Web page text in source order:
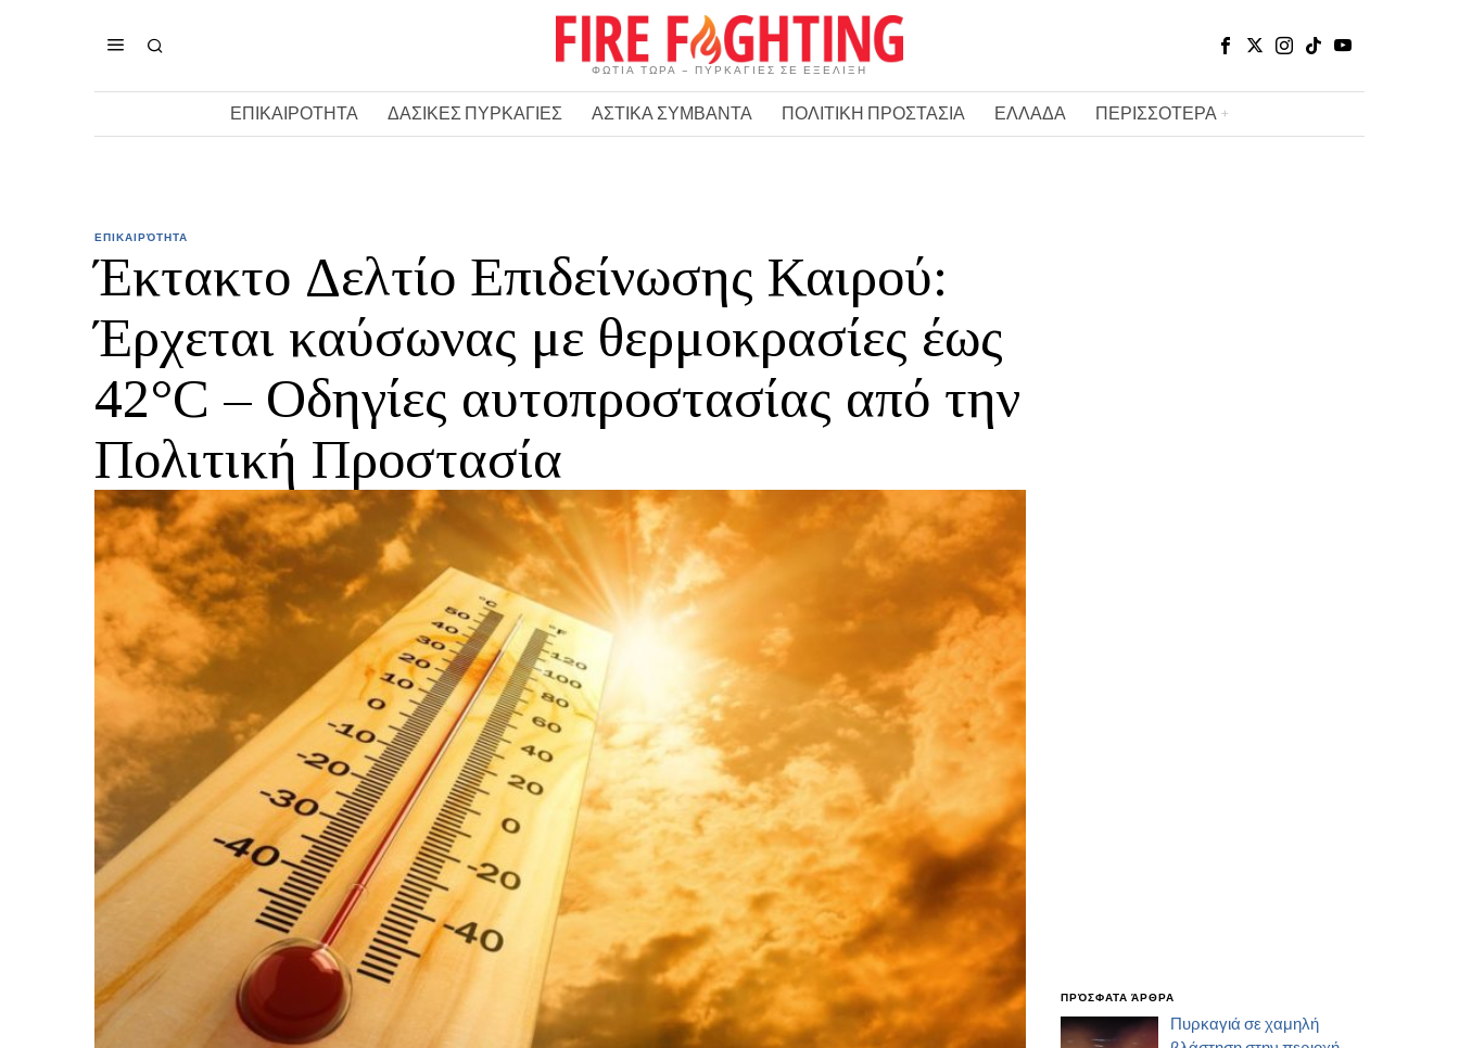
ΦΩΤΙΑ ΤΩΡΑ – ΠΥΡΚΑΓΙΕΣ ΣΕ ΕΞΕΛΙΞΗ
ΕΠΙΚΑΙΡΟΤΗΤΑ ΔΑΣΙΚΕΣ ΠΥΡΚΑΓΙΕΣ ΑΣΤΙΚΑ ΣΥΜΒΑΝΤΑ ΠΟΛΙΤΙΚΗ ΠΡΟΣΤΑΣΙΑ ΕΛΛΑΔΑ ΠΕΡΙΣΣΟΤΕΡΑ
ΕΠΙΚΑΙΡΌΤΗΤΑ
Έκτακτο Δελτίο Επιδείνωσης Καιρού:
Έρχεται καύσωνας με θερμοκρασίες έως
42°C – Οδηγίες αυτοπροστασίας από την
Πολιτική Προστασία
ΠΡΌΣΦΑΤΑ ΆΡΘΡΑ
Πυρκαγιά σε χαμηλή